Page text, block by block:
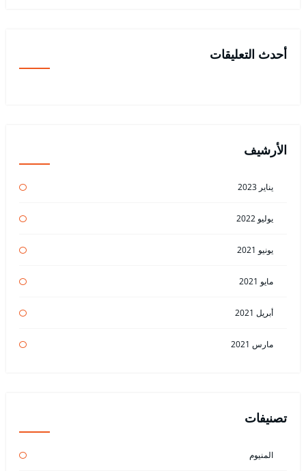
أحدث التعليقات
الأرشيف
يناير 2023
يوليو 2022
يونيو 2021
مايو 2021
أبريل 2021
مارس 2021
تصنيفات
المنيوم